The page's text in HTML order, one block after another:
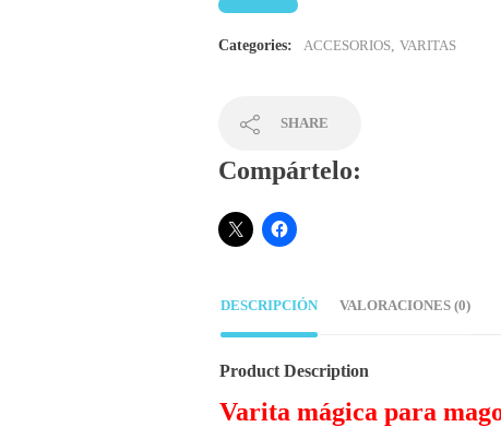
Categories: ACCESORIOS, VARITAS
SHARE
Compártelo:
DESCRIPCIÓN VALORACIONES (0)
Product Description
Varita mágica para